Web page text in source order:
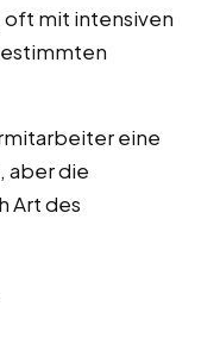
mit intensiven
eine
aber die
Art des